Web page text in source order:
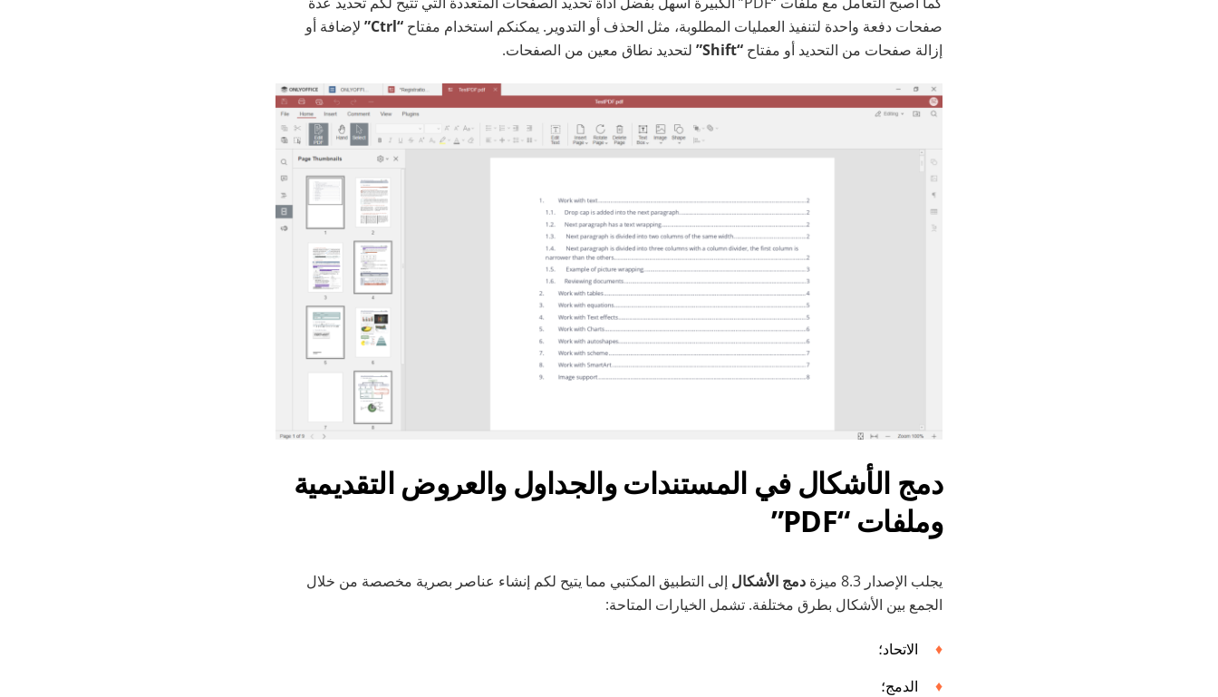
صفحات دفعة واحدة لتنفيذ العمليات المطلوبة، مثل الحذف أو التدوير. يمكنكم استخدام مفتاح “Ctrl”
لإضافة أو
إزالة صفحات من التحديد أو مفتاح “Shift” لتحديد نطاق معين من الصفحات.
دمج الأشكال في المستندات والجداول والعروض التقديمية
وملفات “PDF”
يجلب الإصدار 8.3 ميزة دمج الأشكال إلى التطبيق المكتبي مما يتيح لكم إنشاء عناصر بصرية مخصصة من خلال
الجمع بين الأشكال بطرق مختلفة. تشمل الخيارات المتاحة:
الاتحاد؛
الدمج؛